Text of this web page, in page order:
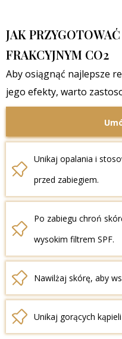
łuszcząca się.
Unikaj opalania i
przed zabiegiem.
Po zabiegu chroń
wysokim filtrem SPF.
Nawilżaj skórę, aby
Unikaj gorących
JAK
FRAKCYJNYM CO2
Aby osiągnąć najlepsze
jego efekty, warto